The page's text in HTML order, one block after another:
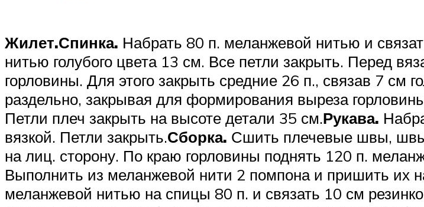
Жилет.Спинка. Набрать 80 п. меланжевой нитью и
нитью голубого цвета 13 см. Все петли закрыть. Перед
горловины. Для этого закрыть средние 26 п., связав 7 см
раздельно, закрывая для формирования выреза
Петли плеч закрыть на высоте детали 35 см.Рукава.
вязкой. Петли закрыть.Сборка. Сшить плечевые швы, швы
на лиц. сторону. По краю горловины поднять 120 п.
Выполнить из меланжевой нити 2 помпона и пришить их
меланжевой нитью на спицы 80 п. и связать 10 см